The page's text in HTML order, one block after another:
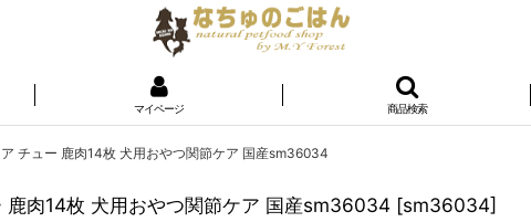
マイページ 商品検索
チュー 鹿肉14枚 犬用おやつ関節ケア 国産sm36034
肉14枚 犬用おやつ関節ケア 国産sm36034 [sm36034]